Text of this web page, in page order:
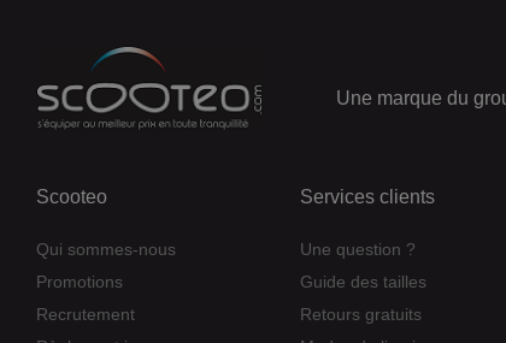
Une marque du
Scooteo
Qui sommes-nous
Promotions
Recrutement
Services clients
Une question ?
Guide des tailles
Retours gratuits